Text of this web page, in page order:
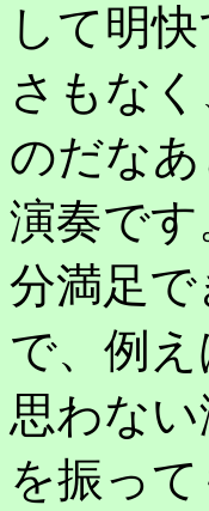
して明
さもな
のだな
演奏で
分満足
で、例
思わな
を振っ